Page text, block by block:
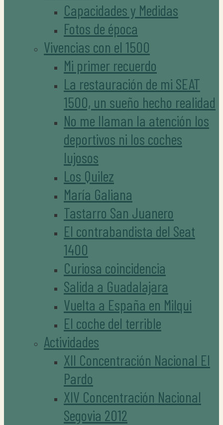
Capacidades y Medidas
Fotos de época
Vivencias con el 1500
Mi primer recuerdo
La restauración de mi SEAT
1500, un sueño hecho realidad
No me llaman la atención los
deportivos ni los coches
lujosos
Los Quilez
María Galiana
Tastarro San Juanero
El contrabandista del Seat
1400
Curiosa coincidencia
Salida a Guadalajara
Vuelta a España en Milqui
El coche del terrible
Actividades
XII Concentración Nacional El
Pardo
XIV Concentración Nacional
Segovia 2012